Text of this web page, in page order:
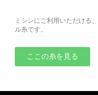
ミシンにご利用いただける
ル糸です。
ここの糸を見る